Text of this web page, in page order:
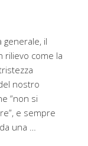
generale, il
rilievo come la
nostro
“non si
e sempre
una …